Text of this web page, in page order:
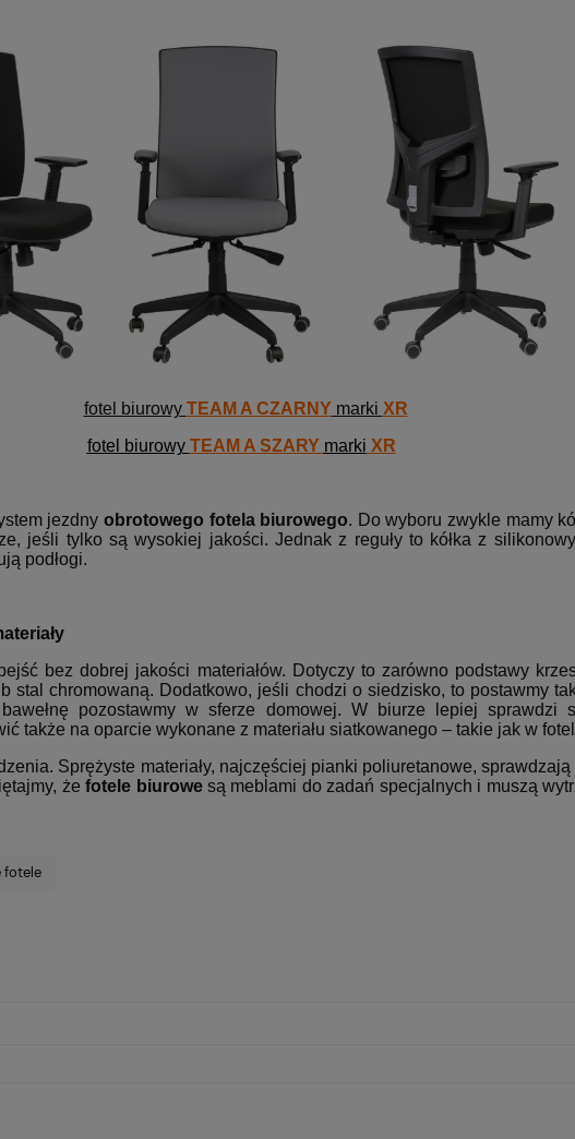
fotel biurowy TEAM A CZARNY marki XR
fotel biurowy TEAM A SZARY marki XR
jezdny obrotowego fotela biurowego. Do wyboru zwykle mamy
jeśli tylko są wysokiej jakości. Jednak z reguły to kółka z
podłogi.
bez dobrej jakości materiałów. Dotyczy to zarówno podstawy
stal chromowaną. Dodatkowo, jeśli chodzi o siedzisko, to postawmy
pozostawmy w sferze domowej. W biurze lepiej sprawdzi
także na oparcie wykonane z materiału siatkowanego – takie jak w
Sprężyste materiały, najczęściej pianki poliuretanowe,
żefotele biurowesą meblami do zadań specjalnych i muszą
fotele